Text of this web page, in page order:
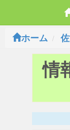
ホーム
情